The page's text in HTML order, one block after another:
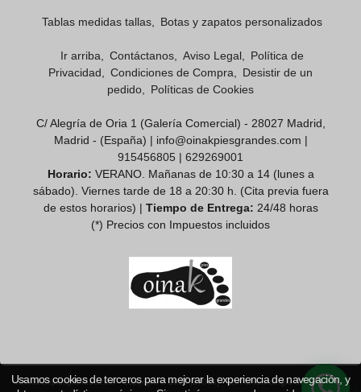
Tablas medidas tallas Botas y zapatos personalizados
Ir arriba Contáctanos Aviso Legal
Política de
Privacidad
Condiciones de Compra
Desistir de un
pedido
Políticas de Cookies
C/ Alegría de Oria 1 (Galería Comercial) - 28027 Madrid,
Madrid - (España) | info@oinakpiesgrandes.com |
915456805 | 629269001
Horario: VERANO. Mañanas de 10:30 a 14 (lunes a
sábado). Viernes tarde de 18 a 20:30 h. (Cita previa fuera
de estos horarios) | Tiempo de Entrega: 24/48 horas
(*) Precios con Impuestos incluidos
www.oinakpiesgrandes.com- Copyright © 2026 [27005] - Con la tecnología de Palbin.com
Usamos cookies de terceros para mejorar la experiencia de navegación, y